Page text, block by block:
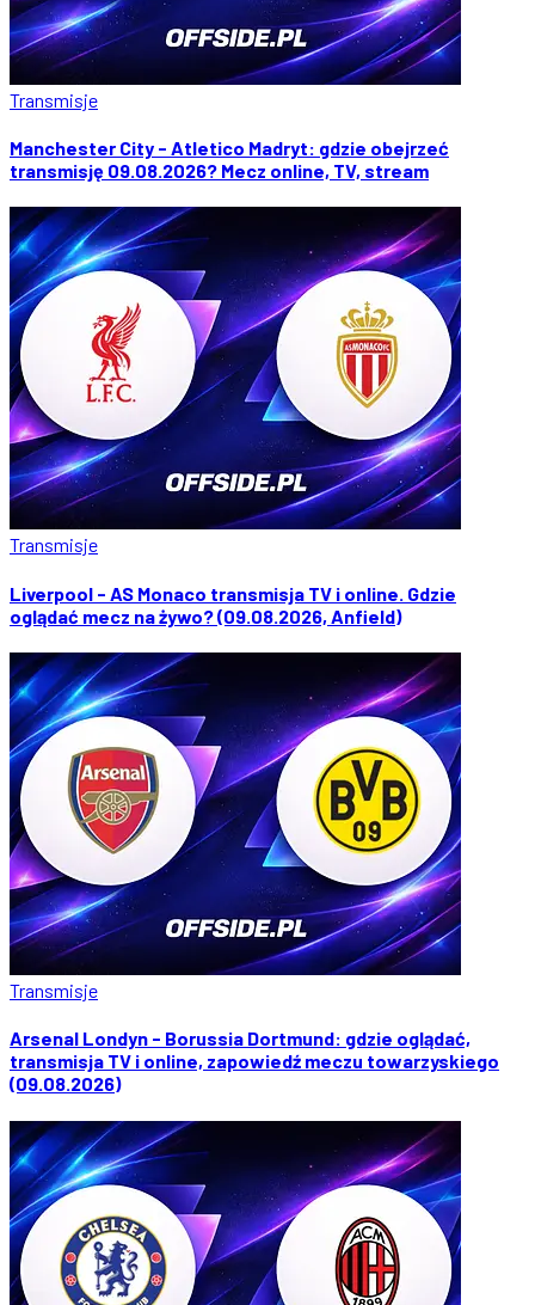
Transmisje
Manchester City - Atletico Madryt: gdzie obejrzeć
transmisję 09.08.2026? Mecz online, TV, stream
Transmisje
Liverpool - AS Monaco transmisja TV i online. Gdzie
oglądać mecz na żywo? (09.08.2026, Anfield)
Transmisje
Arsenal Londyn - Borussia Dortmund: gdzie oglądać,
transmisja TV i online, zapowiedź meczu towarzyskiego
(09.08.2026)